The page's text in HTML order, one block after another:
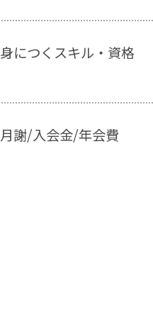
身につくスキル・資格
月謝/入会金/年会費